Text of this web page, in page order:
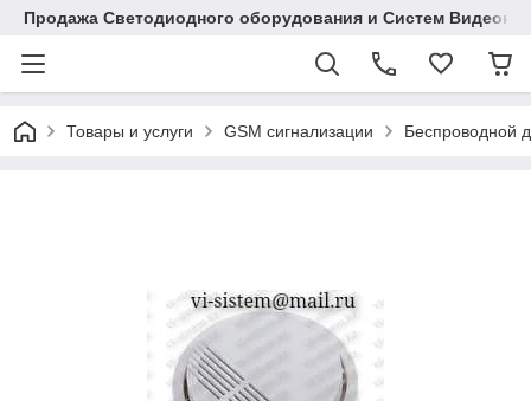
Продажа Светодиодного оборудования и Систем
Товары и услуги GSM сигнализации Беспроводной